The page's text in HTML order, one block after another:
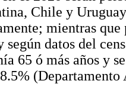
Chile y
mientras
según datos del
65 ó más años y